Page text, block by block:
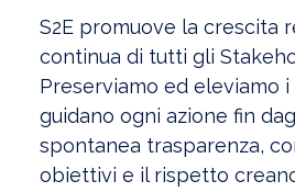
S2E promuove la crescita
continua di tutti gli
Preserviamo ed eleviamo
guidano ogni azione fin
spontanea trasparenza,
obiettivi e il rispetto